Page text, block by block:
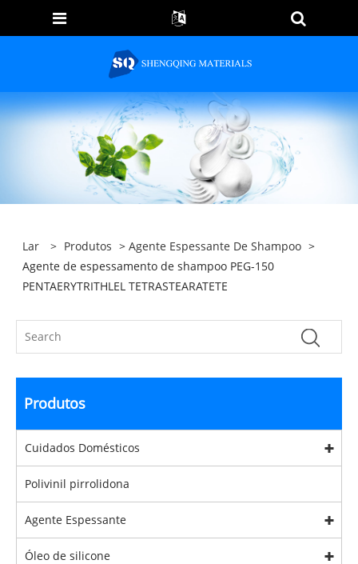
Lar > Produtos >Agente Espessante De Shampoo >
Agente de espessamento de shampoo PEG-150
PENTAERYTRITHLEL TETRASTEARATETE
Produtos
Cuidados Domésticos
Polivinil pirrolidona
Agente Espessante
Óleo de silicone